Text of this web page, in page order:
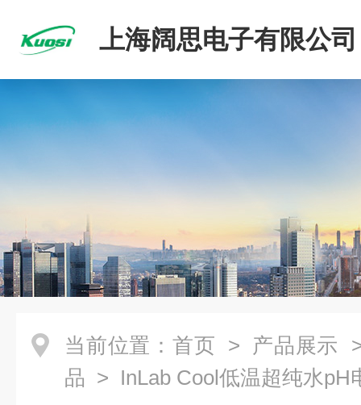
上海阔思电子有限公司
当前位置： 首页 > 产品展示
品 > InLab Cool低温超纯水pH